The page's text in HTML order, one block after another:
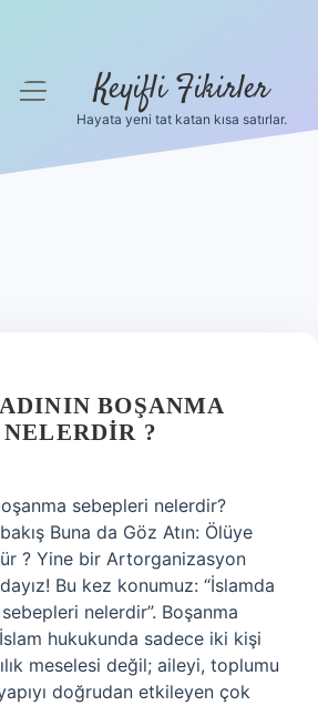
menüyü
Keyifli Fikirler
Hayata yeni tat katan kısa satırlar.
BOŞANMA
?
sebepleri nelerdir?
Buna da Göz Atın: Ölüye
? Yine bir Artorganizasyon
Bu kez konumuz: “İslamda
nelerdir”. Boşanma
hukukunda sadece iki kişi
meselesi değil; aileyi, toplumu
doğrudan etkileyen çok